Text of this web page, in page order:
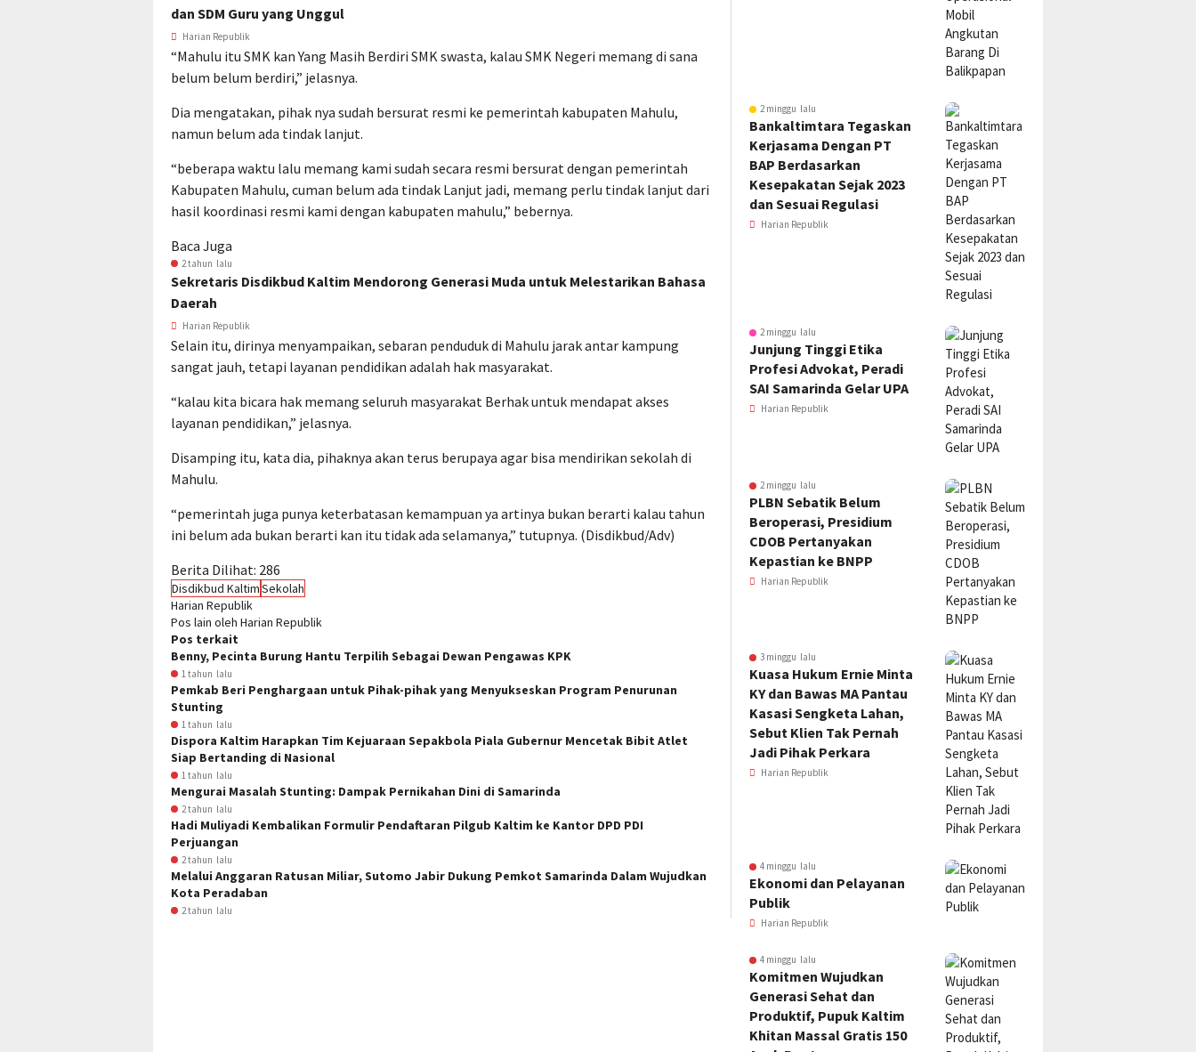
dan SDM Guru yang Unggul
Harian Republik
“Mahulu itu SMK kan Yang Masih Berdiri SMK swasta, kalau SMK Negeri memang di sana
belum belum berdiri,” jelasnya.
Dia mengatakan, pihak nya sudah bersurat resmi ke pemerintah kabupaten Mahulu,
namun belum ada tindak lanjut.
“beberapa waktu lalu memang kami sudah secara resmi bersurat dengan pemerintah
Kabupaten Mahulu, cuman belum ada tindak Lanjut jadi, memang perlu tindak lanjut dari
hasil koordinasi resmi kami dengan kabupaten mahulu,” bebernya.
Baca Juga
2 tahun lalu
Sekretaris Disdikbud Kaltim Mendorong Generasi Muda untuk Melestarikan Bahasa
Daerah
Harian Republik
Selain itu, dirinya menyampaikan, sebaran penduduk di Mahulu jarak antar kampung
sangat jauh, tetapi layanan pendidikan adalah hak masyarakat.
“kalau kita bicara hak memang seluruh masyarakat Berhak untuk mendapat akses
layanan pendidikan,” jelasnya.
Disamping itu, kata dia, pihaknya akan terus berupaya agar bisa mendirikan sekolah di
Mahulu.
“pemerintah juga punya keterbatasan kemampuan ya artinya bukan berarti kalau tahun
ini belum ada bukan berarti kan itu tidak ada selamanya,” tutupnya. (Disdikbud/Adv)
Berita Dilihat: 286
Disdikbud KaltimSekolah
Harian Republik
Pos lain oleh Harian Republik
Pos terkait
Benny, Pecinta Burung Hantu Terpilih Sebagai Dewan Pengawas KPK
1 tahun lalu
Pemkab Beri Penghargaan untuk Pihak-pihak yang Menyukseskan Program Penurunan
Stunting
1 tahun lalu
Dispora Kaltim Harapkan Tim Kejuaraan Sepakbola Piala Gubernur Mencetak Bibit Atlet
Siap Bertanding di Nasional
1 tahun lalu
Mengurai Masalah Stunting: Dampak Pernikahan Dini di Samarinda
2 tahun lalu
Hadi Muliyadi Kembalikan Formulir Pendaftaran Pilgub Kaltim ke Kantor DPD PDI
Perjuangan
2 tahun lalu
Melalui Anggaran Ratusan Miliar, Sutomo Jabir Dukung Pemkot Samarinda Dalam Wujudkan
Kota Peradaban
2 tahun lalu
2 minggu lalu
Bankaltimtara Tegaskan
Kerjasama Dengan PT
BAP Berdasarkan
Kesepakatan Sejak 2023
dan Sesuai Regulasi
Harian Republik
2 minggu lalu
Junjung Tinggi Etika
Profesi Advokat, Peradi
SAI Samarinda Gelar UPA
Harian Republik
2 minggu lalu
PLBN Sebatik Belum
Beroperasi, Presidium
CDOB Pertanyakan
Kepastian ke BNPP
Harian Republik
3 minggu lalu
Kuasa Hukum Ernie Minta
KY dan Bawas MA Pantau
Kasasi Sengketa Lahan,
Sebut Klien Tak Pernah
Jadi Pihak Perkara
Harian Republik
4 minggu lalu
Ekonomi dan Pelayanan
Publik
Harian Republik
4 minggu lalu
Komitmen Wujudkan
Generasi Sehat dan
Produktif, Pupuk Kaltim
Khitan Massal Gratis 150